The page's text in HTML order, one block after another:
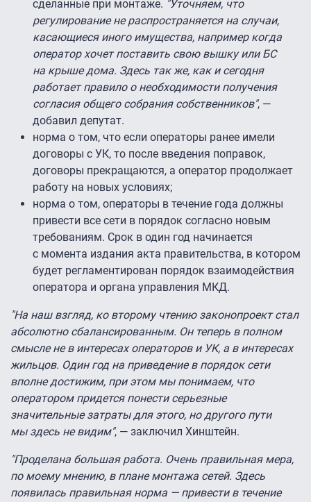
сделанные при монтаже. "Уточняем, что
регулирование не распространяется на случаи,
касающиеся иного имущества, например когда
оператор хочет поставить свою вышку или БС
на крыше дома. Здесь так же, как и сегодня
работает правило о необходимости получения
согласия общего собрания собственников", —
добавил депутат.
норма о том, что если операторы ранее имели
договоры с УК, то после введения поправок,
договоры прекращаются, а оператор продолжает
работу на новых условиях;
норма о том, операторы в течение года должны
привести все сети в порядок согласно новым
требованиям. Срок в один год начинается
с момента издания акта правительства, в котором
будет регламентирован порядок взаимодействия
оператора и органа управления МКД.
"На наш взгляд, ко второму чтению законопроект стал
абсолютно сбалансированным. Он теперь в полном
смысле не в интересах операторов и УК, а в интересах
жильцов. Один год на приведение в порядок сети
вполне достижим, при этом мы понимаем, что
оператором придется понести серьезные
значительные затраты для этого, но другого пути
мы здесь не видим", — заключил Хинштейн.
"Проделана большая работа. Очень правильная мера,
по моему мнению, в плане монтажа сетей. Здесь
появилась правильная норма — привести в течение